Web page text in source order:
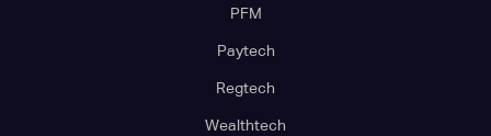
PFM
Paytech
Regtech
Wealthtech